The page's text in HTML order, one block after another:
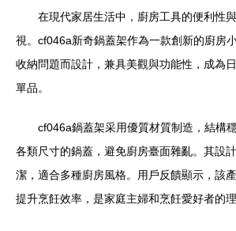
在現代家居生活中，廚房工具的便利性
視。cf046a新奇鍋蓋架作為一款創新的廚房
收納問題而設計，兼具美觀與功能性，成為
單品。
cf046a鍋蓋架采用優質材質制造，結構
各類尺寸的鍋蓋，避免廚房臺面雜亂。其設
潔，適合多種廚房風格。用戶反饋顯示，該
提升烹飪效率，是家庭主婦和烹飪愛好者的理